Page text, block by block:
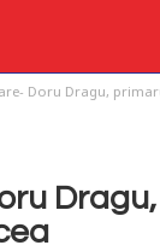
Doru Dragu,